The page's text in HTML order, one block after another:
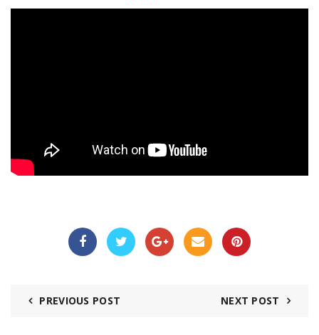
PREVIOUS POST NEXT POST